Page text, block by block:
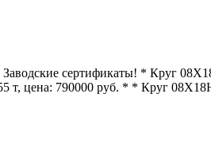
сертификаты! * Круг
т, цена: 790000 руб. * * Круг